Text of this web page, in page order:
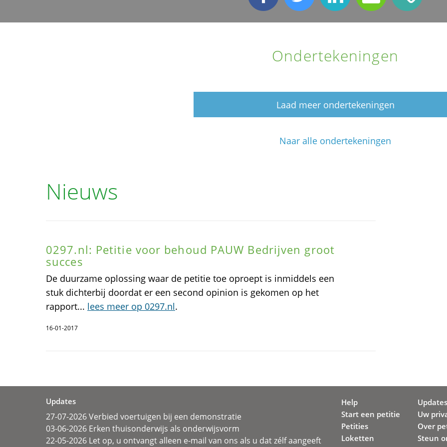
Ondertekeningen
Laad meer ondertekeningen
Naar alle ondertekeningen
Nieuws
0297.nl: Petitie voor behoud PAUW Bedrijven groot
succes
De duurzame oplossing waar de petitie toe oproept is inmiddels een
stuk dichterbij doordat er een second opinion is gekomen op het
rapport... lees meer op 0297.nl.
16-01-2017
Updates
27-07-2026 Verbied voertuigen bij een demonstratie
03-06-2026 Erken thuisonderwijs als onderwijsvorm
22-05-2026 Let op, u ontvangt alleen e-mail van ons als u dat zélf aangeeft
Help
Start een petitie
Petities
Loketten
Uw
Over
Steun